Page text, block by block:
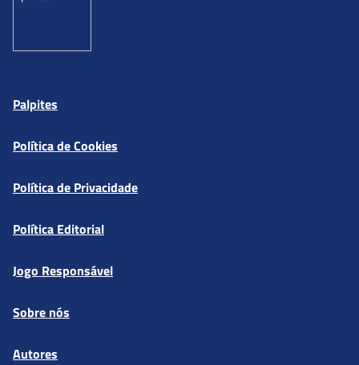
Palpites
Política de Cookies
Política de Privacidade
Política Editorial
Jogo Responsável
Sobre nós
Autores